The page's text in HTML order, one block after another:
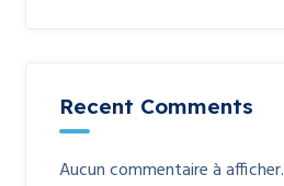
Recent Comments
Aucun commentaire à afficher.